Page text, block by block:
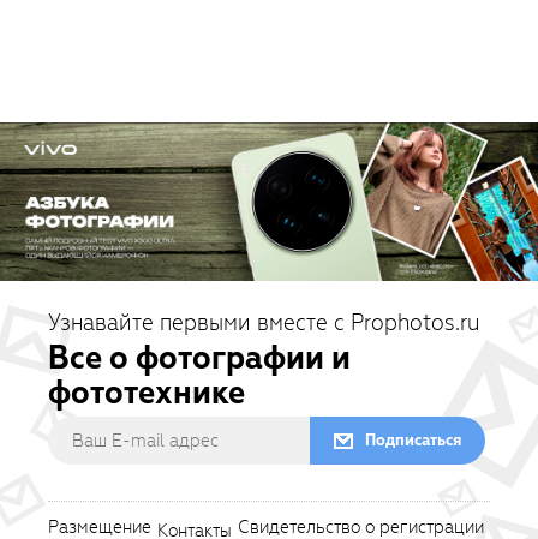
Узнавайте первыми вместе с Prophotos.ru
Все о фотографии и
фототехнике
Подписаться
Размещение Контакты Свидетельство о регистрации